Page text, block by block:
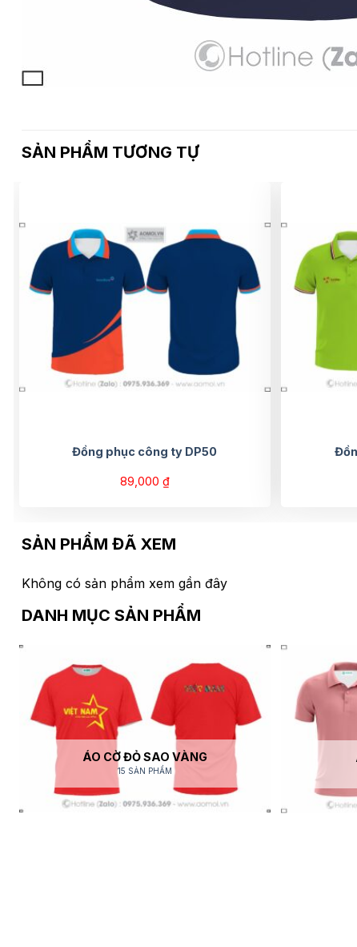
SẢN PHẨM TƯƠNG TỰ
Đồng phục công ty DP50
89,000 ₫
SẢN PHẨM ĐÃ XEM
Không có sản phẩm xem gần đây
DANH MỤC SẢN PHẨM
ÁO CỜ ĐỎ SAO VÀNG
15 SẢN PHẨM